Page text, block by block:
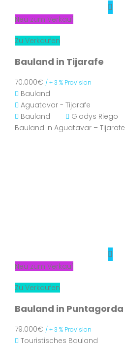
Neu zum Verkauf
Zu Verkaufen
Bauland in Tijarafe
70.000€ / + 3 % Provision
Bauland
Aguatavar - Tijarafe
Bauland
Gladys Riego
Bauland in Aguatavar – Tijarafe
Neu zum Verkauf
Zu Verkaufen
Bauland in Puntagorda
79.000€ / + 3 % Provision
Touristisches Bauland